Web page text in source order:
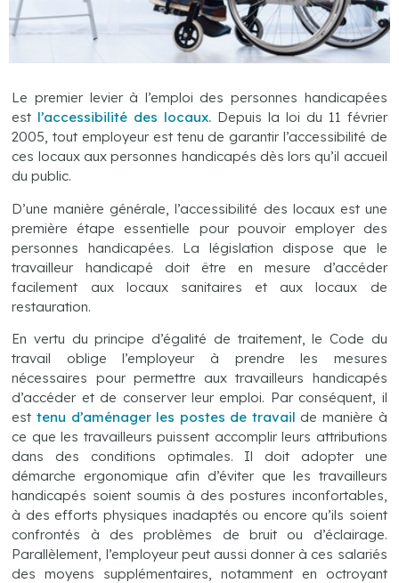
Le premier levier à l’emploi des personnes handicapées
est l’accessibilité des locaux. Depuis la loi du 11 février
2005, tout employeur est tenu de garantir l’accessibilité de
ces locaux aux personnes handicapés dès lors qu’il accueil
du public.
D’une manière générale, l’accessibilité des locaux est une
première étape essentielle pour pouvoir employer des
personnes handicapées. La législation dispose que le
travailleur handicapé doit être en mesure d’accéder
facilement aux locaux sanitaires et aux locaux de
restauration.
En vertu du principe d’égalité de traitement, le Code du
travail oblige l’employeur à prendre les mesures
nécessaires pour permettre aux travailleurs handicapés
d’accéder et de conserver leur emploi. Par conséquent, il
esttenu d’aménager les postes de travail de manière à
ce que les travailleurs puissent accomplir leurs attributions
dans des conditions optimales. Il doit adopter une
démarche ergonomique afin d’éviter que les travailleurs
handicapés soient soumis à des postures inconfortables,
à des efforts physiques inadaptés ou encore qu’ils soient
confrontés à des problèmes de bruit ou d’éclairage.
Parallèlement, l’employeur peut aussi donner à ces salariés
des moyens supplémentaires, notamment en octroyant